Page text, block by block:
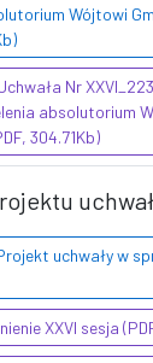
Wójtowi
Nr
absolutorium
304.71Kb)
uchwały w
XXVI sesja